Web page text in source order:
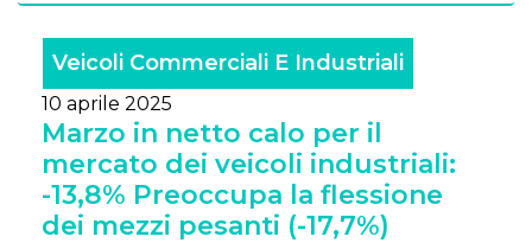
Veicoli Commerciali E Industriali
10 aprile 2025
Marzo in netto calo per il
mercato dei veicoli industriali:
-13,8% Preoccupa la flessione
dei mezzi pesanti (-17,7%)